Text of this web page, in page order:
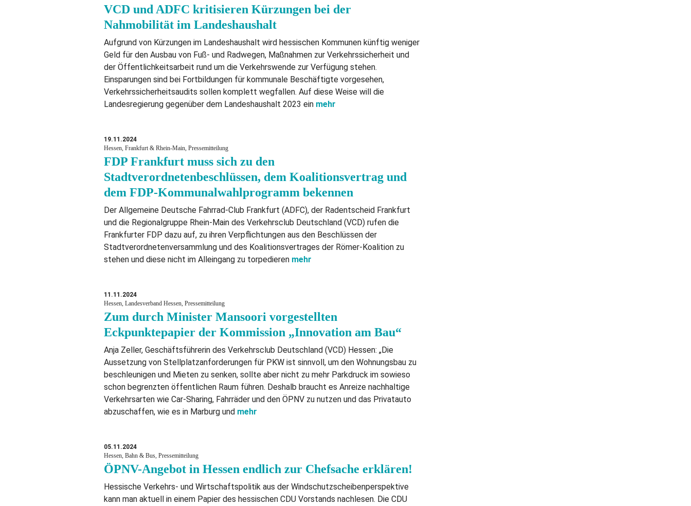
VCD und ADFC kritisieren Kürzungen bei der
Nahmobilität im Landeshaushalt
Aufgrund von Kürzungen im Landeshaushalt wird hessischen Kommunen künftig weniger
Geld für den Ausbau von Fuß- und Radwegen, Maßnahmen zur Verkehrssicherheit und
der Öffentlichkeitsarbeit rund um die Verkehrswende zur Verfügung stehen.
Einsparungen sind bei Fortbildungen für kommunale Beschäftigte vorgesehen,
Verkehrssicherheitsaudits sollen komplett wegfallen. Auf diese Weise will die
Landesregierung gegenüber dem Landeshaushalt 2023 ein mehr
19.11.2024
Hessen, Frankfurt & Rhein-Main, Pressemitteilung
FDP Frankfurt muss sich zu den
Stadtverordnetenbeschlüssen, dem Koalitionsvertrag und
dem FDP-Kommunalwahlprogramm bekennen
Der Allgemeine Deutsche Fahrrad-Club Frankfurt (ADFC), der Radentscheid Frankfurt
und die Regionalgruppe Rhein-Main des Verkehrsclub Deutschland (VCD) rufen die
Frankfurter FDP dazu auf, zu ihren Verpflichtungen aus den Beschlüssen der
Stadtverordnetenversammlung und des Koalitionsvertrages der Römer-Koalition zu
stehen und diese nicht im Alleingang zu torpedieren mehr
11.11.2024
Hessen, Landesverband Hessen, Pressemitteilung
Zum durch Minister Mansoori vorgestellten
Eckpunktepapier der Kommission „Innovation am Bau“
Anja Zeller, Geschäftsführerin des Verkehrsclub Deutschland (VCD) Hessen: „Die
Aussetzung von Stellplatzanforderungen für PKW ist sinnvoll, um den Wohnungsbau zu
beschleunigen und Mieten zu senken, sollte aber nicht zu mehr Parkdruck im sowieso
schon begrenzten öffentlichen Raum führen. Deshalb braucht es Anreize nachhaltige
Verkehrsarten wie Car-Sharing, Fahrräder und den ÖPNV zu nutzen und das Privatauto
abzuschaffen, wie es in Marburg und mehr
05.11.2024
Hessen, Bahn & Bus, Pressemitteilung
ÖPNV-Angebot in Hessen endlich zur Chefsache erklären!
Hessische Verkehrs- und Wirtschaftspolitik aus der Windschutzscheibenperspektive
kann man aktuell in einem Papier des hessischen CDU Vorstands nachlesen. Die CDU